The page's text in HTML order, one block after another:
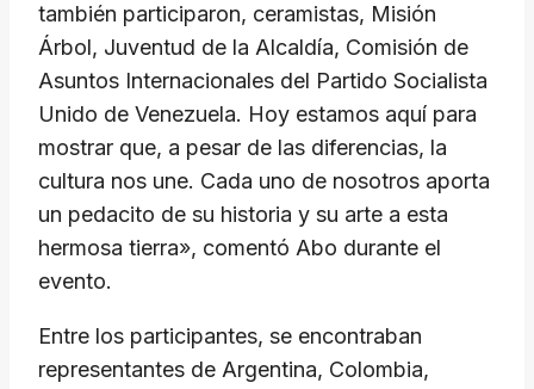
también participaron, ceramistas, Misión
Árbol, Juventud de la Alcaldía, Comisión de
Asuntos Internacionales del Partido Socialista
Unido de Venezuela. Hoy estamos aquí para
mostrar que, a pesar de las diferencias, la
cultura nos une. Cada uno de nosotros aporta
un pedacito de su historia y su arte a esta
hermosa tierra», comentó Abo durante el
evento.
Entre los participantes, se encontraban
representantes de Argentina, Colombia,